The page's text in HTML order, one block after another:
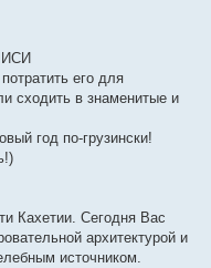
его для
сходить в знаменитые и
год по-грузински!
Кахетии. Сегодня Вас
архитектурой и
источником.